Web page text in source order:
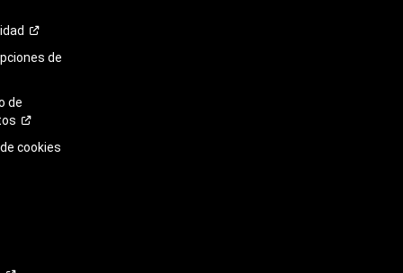
de
de
cookies